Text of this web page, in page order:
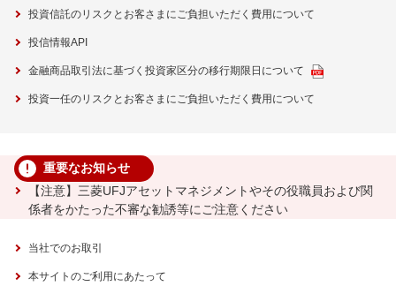
投資信託のリスクとお客さまにご負担いただく費用について
投信情報API
金融商品取引法に基づく投資家区分の移行期限日について
投資一任のリスクとお客さまにご負担いただく費用について
重要なお知らせ
【注意】三菱UFJアセットマネジメントやその役職員および関
係者をかたった不審な勧誘等にご注意ください
当社でのお取引
本サイトのご利用にあたって